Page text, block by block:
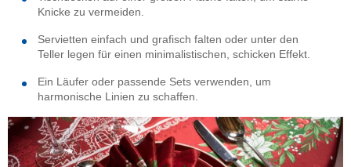
Knicke zu vermeiden.
Servietten einfach und grafisch falten oder unter den
Teller legen für einen minimalistischen, schicken Effekt.
Ein Läufer oder passende Sets verwenden, um
harmonische Linien zu schaffen.